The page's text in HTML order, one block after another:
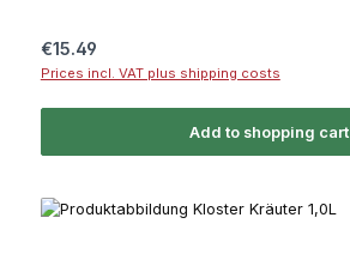
Regular price:
€15.49
Prices incl. VAT plus shipping costs
Add to shopping cart